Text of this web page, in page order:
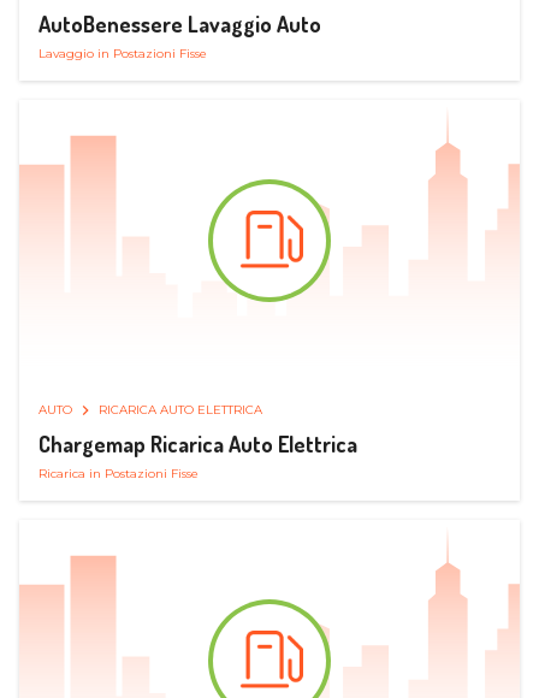
AutoBenessere Lavaggio Auto
Lavaggio in Postazioni Fisse
AUTO RICARICA AUTO ELETTRICA
Chargemap Ricarica Auto Elettrica
Ricarica in Postazioni Fisse